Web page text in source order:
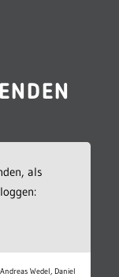
als
Andreas Wedel, Daniel